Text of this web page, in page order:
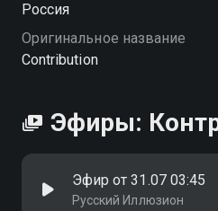
Россия
Оригинальное название
Contribution
Эфиры:
Эфир от 31.07 03:45
Русский Иллюзион